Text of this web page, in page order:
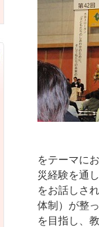
をテーマに
災経験を通
をお話しさ
体制）が整
を目指し、